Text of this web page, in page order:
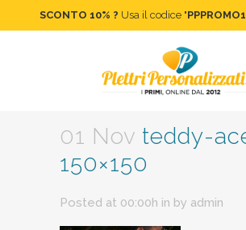
SCONTO 10% ? Usa il codice "
teddy-ace-
01 Nov teddy-
150×150
Posted at 00:00h in by admin